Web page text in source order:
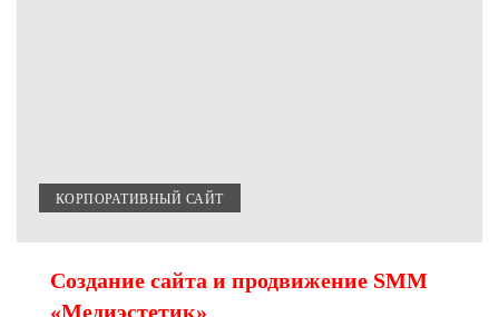
КОРПОРАТИВНЫЙ САЙТ
Создание сайта и продвижение SMM
«Медиэстетик»